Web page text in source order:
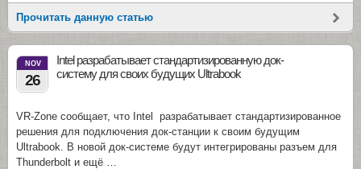
Прочитать данную статью
NOV
26
Intel разрабатывает стандартизированную док-
систему для своих будущих Ultrabook
VR-Zone сообщает, что Intel разрабатывает стандартизированное
решения для подключения док-станции к своим будущим
Ultrabook. В новой док-системе будут интегрированы разъем для
Thunderbolt и ещё …